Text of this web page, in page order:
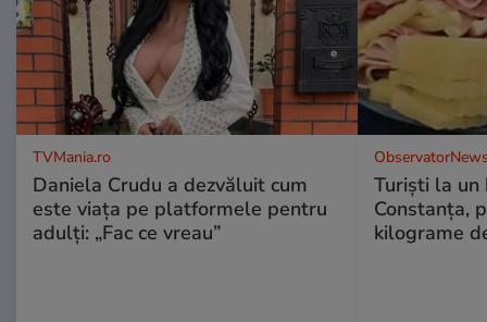
TVMania.ro
Daniela Crudu a dezvăluit cum
este viața pe platformele pentru
adulți: „Fac ce vreau”
Turiști la
Constanța,
kilograme